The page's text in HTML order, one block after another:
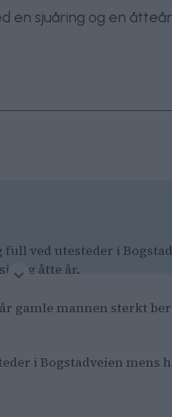
en sjuåring og en
ved utesteder i
og åtte år.
gamle mannen sterkt
i Bogstadveien mens